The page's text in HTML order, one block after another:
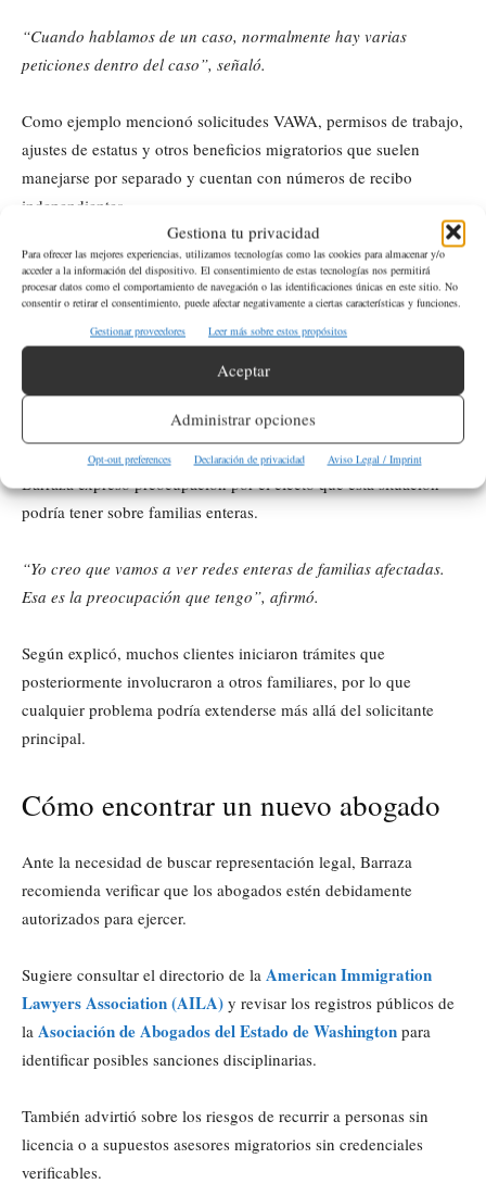
Gestiona tu privacidad
Para ofrecer las mejores experiencias, utilizamos tecnologías como las cookies para almacenar y/o
acceder a la información del dispositivo. El consentimiento de estas tecnologías nos permitirá
procesar datos como el comportamiento de navegación o las identificaciones únicas en este sitio. No
consentir o retirar el consentimiento, puede afectar negativamente a ciertas características y funciones.
Gestionar proveedores
Leer más sobre estos propósitos
Aceptar
Administrar opciones
Opt-out preferences Declaración de privacidad Aviso Legal / Imprint
“Cuando hablamos de un caso, normalmente hay varias
peticiones dentro del caso”, señaló.
Como ejemplo mencionó solicitudes VAWA, permisos de trabajo,
ajustes de estatus y otros beneficios migratorios que suelen
manejarse por separado y cuentan con números de recibo
independientes.
Por esa razón, recomienda que cualquier nuevo abogado revise
cada trámite pendiente para determinar qué acciones deben
Temor por el impacto en familias
Barraza expresó preocupación por el efecto que esta situación
podría tener sobre familias enteras.
“Yo creo que vamos a ver redes enteras de familias afectadas.
Esa es la preocupación que tengo”, afirmó.
Según explicó, muchos clientes iniciaron trámites que
posteriormente involucraron a otros familiares, por lo que
cualquier problema podría extenderse más allá del solicitante
principal.
Cómo encontrar un nuevo abogado
Ante la necesidad de buscar representación legal, Barraza
recomienda verificar que los abogados estén debidamente
autorizados para ejercer.
Sugiere consultar el directorio de la American Immigration
Lawyers Association (AILA) y revisar los registros públicos de
la Asociación de Abogados del Estado de Washington para
identificar posibles sanciones disciplinarias.
También advirtió sobre los riesgos de recurrir a personas sin
licencia o a supuestos asesores migratorios sin credenciales
verificables.